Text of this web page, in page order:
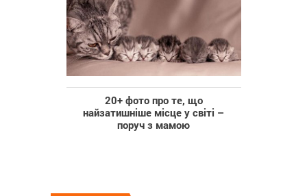
20+ фото про те, що
найзатишніше місце у світі –
поруч з мамою